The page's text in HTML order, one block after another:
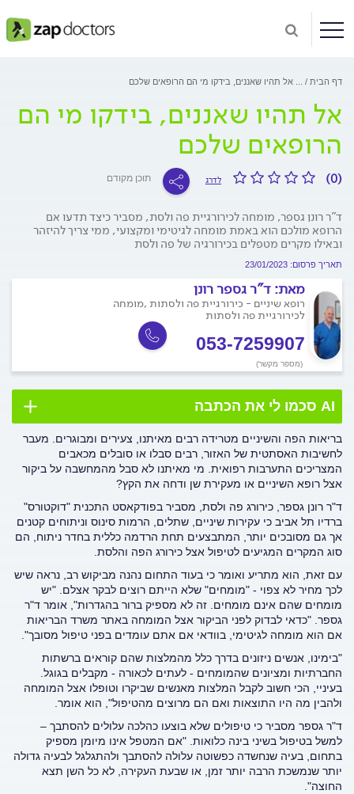
דף הבית אל תהיו שאננים, בידקו מי הם הרופאים שלכם
אל תהיו שאננים, בידקו מי הם
הרופאים שלכם
(0) לדרג תוכן מקודם
ד"ר רונן גספר, מומחה לכירורגיית פה ולסת, מסביר כיצד תדעו אם
הרופא מולכם הוא באמת מומחה לגיטימי ומקצועי, ממי צריך להיזהר
ובאילו מקרים מטפלים בכירורגיה של פה ולסת
תאריך פרסום: 23/01/2023
מאת: ד"ר גספר רונן
רופא שיניים - כירורגיית פה ולסתות ,מומחה
לכירורגיית פה ולסתות
053-7259907
(מספר מקשר)
AI סכמו לי את הכתבה
בריאות הפה והשיניים מטרידה רבים מאיתנו, צעירים ומבוגרים. מעבר
לחשיבות האסתטית של האזור, רבים סבלו או סובלים מכאבים
המצריכים התערבות רפואית. מי מאיתנו לא סבל מהמחשבה על ביקור
אצל רופא השיניים או מעקירת שן ודחה את הקץ?
ד"ר רונן גספר, כירורג פה ולסת, מסביר בפודקאסט התכנית "דוקטורס"
ברדיו תל אביב כי עקירות שיניים, שתלים, הרמות סינוס וניתוחים קטנים
אך גם מסובכים יותר, המתבצעים תחת הרדמה כללית בחדר ניתוח, הם
סוג המקרים המגיעים לטיפול אצל כירורג הפה והלסת.
עם זאת, הוא מתריע ואומר כי בעוד התחום נהנה מביקוש רב, נראה שיש
לכך מחיר לא צפוי - "מומחים" שלא הייתם רוצים לבקר אצלם. "יש
מומחים שהם אינם מומחים. זה לא מספיק ברור בהגדרות", אומר ד"ר
גספר. "כדאי לבדוק לפני הביקור אצל המומחה באתר משרד הבריאות
אם הוא מומחה לגיטימי, בוודאי אם אתם עומדים בפני טיפול מסובך".
"בימינו, אנשים ניזונים בדרך כלל מהמלצות שהם קוראים ברשתות
החברתיות ומציונים שהמומחים - לעתים לכאורה - מקבלים בגוגל.
בעיניי, הכי חשוב לקבל המלצות מאנשים שביקרו וטופלו אצל המומחה
ולהבין מה היו התוצאות ואם הם מרוצים מהטיפול", הוא אומר.
ד"ר גספר מסביר כי טיפולים שלא בוצעו כהלכה עלולים להסתבך –
למשל בטיפול בשיני בינה כלואות. "אם המטפל אינו מיומן מספיק
בתחום, בעיה שנחשדה כפשוטה עלולה להסתבך ולהתגלגל לבעיה גדולה
יותר שנמשכת הרבה יותר זמן, או שבעת העקירה, לא כל השן תצא
החוצה".